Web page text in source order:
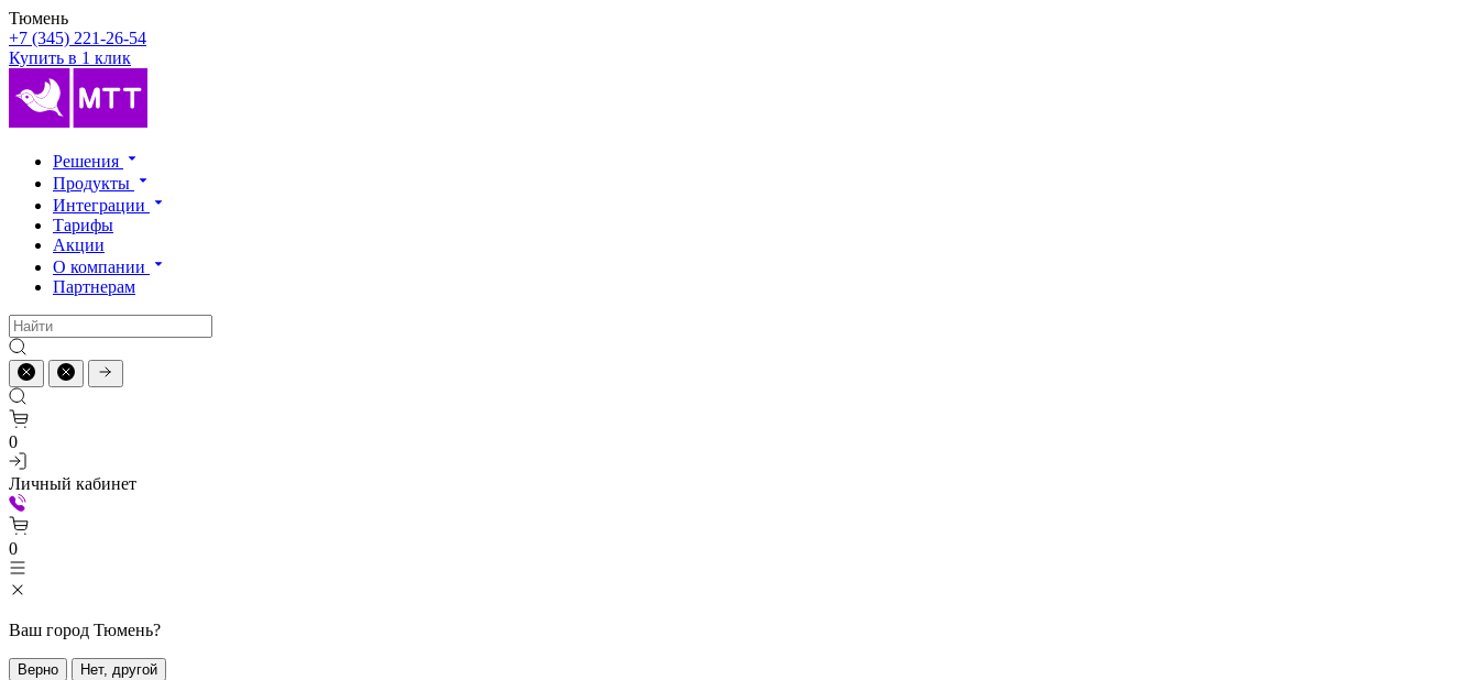
Тюмень
+7 (345) 221-26-54
Купить в 1 клик
Решения
Продукты
Интеграции
Тарифы
Акции
О компании
Партнерам
0
Личный кабинет
0
Ваш город Тюмень?
Верно Нет, другой